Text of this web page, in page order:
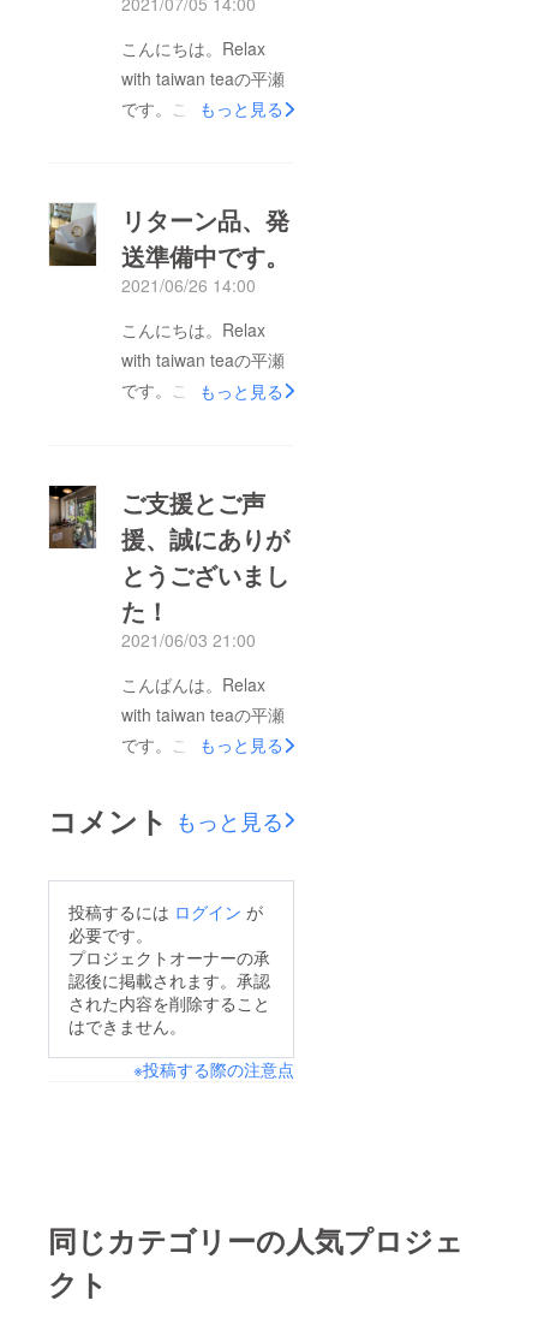
こんにちは。Relax
with taiwan teaの平瀬
です。この度は温かい
お待たせ致しました
が、本日、リターン品
を普通郵便にて郵送い
たしました。地域に
よっては配達に遅れが
出るとの事でしたの
で、その旨ご了承くだ
美味しい季節となりま
した。是非、台湾茶を
お楽しみいただけたら
幸いです。届いた商品
に不都合がございまし
たら、ご遠慮なくご連
絡をお待ちしておりま
す。平瀬比呂子
もっと見る
リターン品、発
送準備中です。
2021/06/26 14:00
こんにちは。Relax
with taiwan teaの平瀬
です。この度は温かい
ン品の茶葉が大量に届
きました！現在、発送
に向けて準備中でござ
いますので、今しばら
くお待ちいただけたら
舗では、土日限定では
ありますが、話題の
「台湾カステラ」を販
りと一口サイズカップ
入りの２種類をご用
す。今後は平日の販売
も検討しておりますの
で、大宮にお越しの際
は是非、お立ち寄り下
さいませ♪お店の通り
では「おおみやスト
リートテラス@中央通
れ、緑化滞在空間が作
られています。平瀬比
もっと見る
ご支援とご声
援、誠にありが
とうございまし
た！
2021/06/03 21:00
こんばんは。Relax
with taiwan teaの平瀬
です。この度は温かい
ざいます。心より感謝
申し上げます。5月31
感謝の気持ちでいっぱ
いです。最終的には54
名のご支援者様より
252,000円ものご支援
した。ご支援者の皆様
ンしてより、友人・知
人の方々が入れ替わり
もっと見る
コメント もっと見る
投稿するには ログイン が
必要です。
プロジェクトオーナーの承
認後に掲載されます。承認
された内容を削除すること
はできません。
※投稿する際の注意点
同じカテゴリーの人気プロジェ
クト